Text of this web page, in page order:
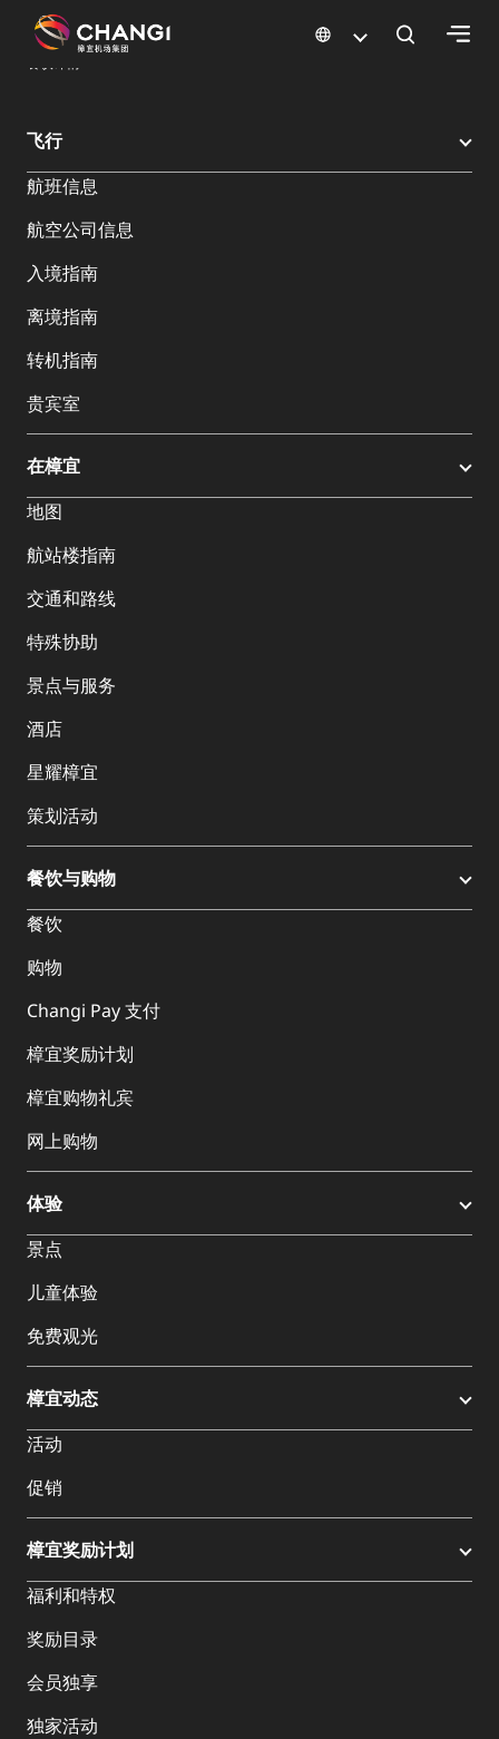
所
樟
宜
网
站:
选
择
言:
樟宜机场 樟宜机场餐饮与购物
餐饮指南：餐厅和美食 | 樟宜机场
飞行
航班信息
航空公司信息
入境指南
离境指南
转机指南
贵宾室
在樟宜
地图
航站楼指南
交通和路线
特殊协助
景点与服务
酒店
星耀樟宜
策划活动
餐饮与购物
餐饮
购物
Changi Pay 支付
樟宜奖励计划
樟宜购物礼宾
网上购物
体验
景点
儿童体验
免费观光
樟宜动态
活动
促销
樟宜奖励计划
福利和特权
奖励目录
会员独享
独家活动